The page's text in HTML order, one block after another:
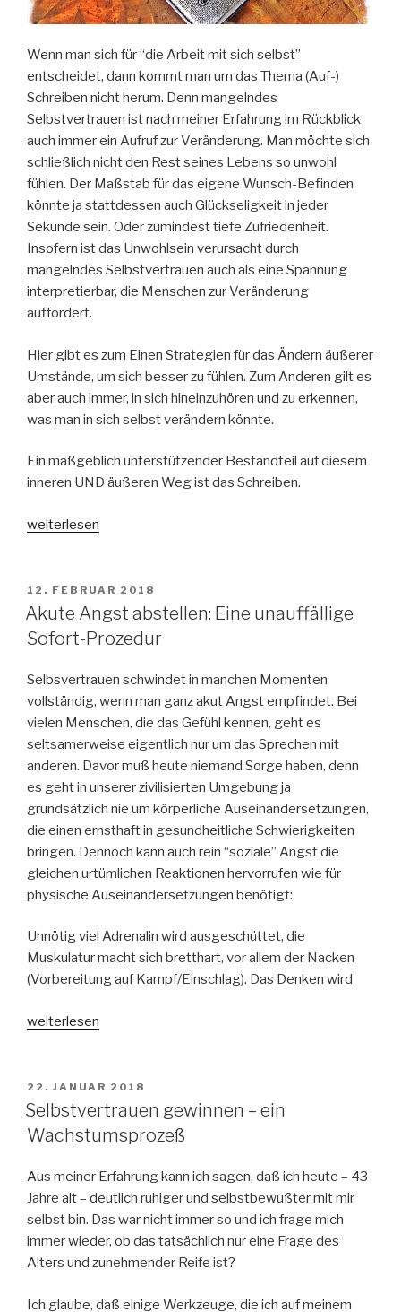
Wenn man sich für “die Arbeit mit sich selbst”
entscheidet, dann kommt man um das Thema (Auf-)
Schreiben nicht herum. Denn mangelndes
Selbstvertrauen ist nach meiner Erfahrung im Rückblick
auch immer ein Aufruf zur Veränderung. Man möchte sich
schließlich nicht den Rest seines Lebens so unwohl
fühlen. Der Maßstab für das eigene Wunsch-Befinden
könnte ja stattdessen auch Glückseligkeit in jeder
Sekunde sein. Oder zumindest tiefe Zufriedenheit.
Insofern ist das Unwohlsein verursacht durch
mangelndes Selbstvertrauen auch als eine Spannung
interpretierbar, die Menschen zur Veränderung
auffordert.
Hier gibt es zum Einen Strategien für das Ändern äußerer
Umstände, um sich besser zu fühlen. Zum Anderen gilt es
aber auch immer, in sich hineinzuhören und zu erkennen,
was man in sich selbst verändern könnte.
Ein maßgeblich unterstützender Bestandteil auf diesem
inneren UND äußeren Weg ist das Schreiben.
„Selbstvertrauen
Schreiben:
Vier
Beispiele“
weiterlesen
VERÖFFENTLICHT
AM
12. FEBRUAR 2018
Akute Angst abstellen: Eine unauffällige
Sofort-Prozedur
Selbsvertrauen schwindet in manchen Momenten
vollständig, wenn man ganz akut Angst empfindet. Bei
vielen Menschen, die das Gefühl kennen, geht es
seltsamerweise eigentlich nur um das Sprechen mit
anderen. Davor muß heute niemand Sorge haben, denn
es geht in unserer zivilisierten Umgebung ja
grundsätzlich nie um körperliche Auseinandersetzungen,
die einen ernsthaft in gesundheitliche Schwierigkeiten
bringen. Dennoch kann auch rein “soziale” Angst die
gleichen urtümlichen Reaktionen hervorrufen wie für
physische Auseinandersetzungen benötigt:
Unnötig viel Adrenalin wird ausgeschüttet, die
Muskulatur macht sich bretthart, vor allem der Nacken
(Vorbereitung auf Kampf/Einschlag). Das Denken wird
„Akute
Eine
unauffällige
Sofort-
weiterlesen
VERÖFFENTLICHT
AM
22. JANUAR 2018
Selbstvertrauen gewinnen – ein
Wachstumsprozeß
Aus meiner Erfahrung kann ich sagen, daß ich heute – 43
Jahre alt – deutlich ruhiger und selbstbewußter mit mir
selbst bin. Das war nicht immer so und ich frage mich
immer wieder, ob das tatsächlich nur eine Frage des
Alters und zunehmender Reife ist?
Ich glaube, daß einige Werkzeuge, die ich auf meinem